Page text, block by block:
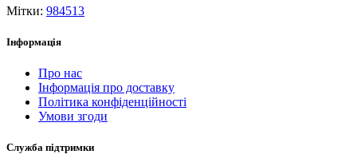
Мітки: 984513
Інформація
Про нас
Інформація про доставку
Політика конфіденційності
Умови згоди
Служба підтримки